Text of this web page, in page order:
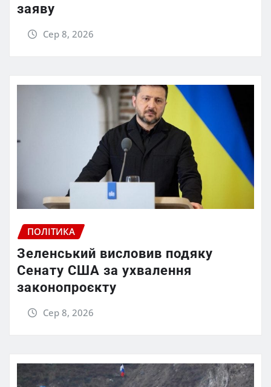
заяву
Сер 8, 2026
ПОЛІТИКА
Зеленський висловив подяку
Сенату США за ухвалення
законопроєкту
Сер 8, 2026